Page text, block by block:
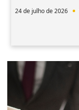
24 de julho de 2026